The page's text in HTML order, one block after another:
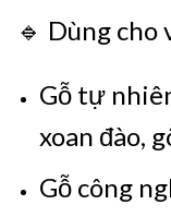
🔹 Dùng cho
Gỗ tự
xoan đào,
Gỗ công